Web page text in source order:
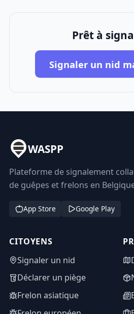
Prêt à
Signaler un nid
WASPP
Plateforme de signalement
de guêpes et frelons en
App Store Google Play
CITOYENS
Signaler un nid
Déclarer un piège
Frelon asiatique